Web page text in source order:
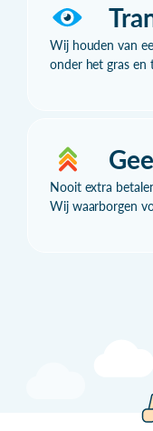
Wij houden van
onder het gras en
Nooit extra
Wij waarborgen